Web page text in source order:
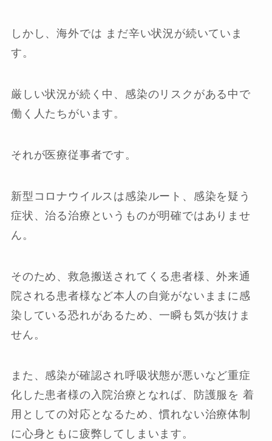
しかし、海外では まだ辛い状況が続いていま
す。
厳しい状況が続く中、感染のリスクがある中で
働く人たちがいます。
それが医療従事者です。
新型コロナウイルスは感染ルート、感染を疑う
症状、治る治療というものが明確ではありませ
ん。
そのため、救急搬送されてくる患者様、外来通
院される患者様など本人の自覚がないままに感
染している恐れがあるため、一瞬も気が抜けま
せん。
また、感染が確認され呼吸状態が悪いなど重症
化した患者様の入院治療となれば、防護服を 着
用としての対応となるため、慣れない治療体制
に心身ともに疲弊してしまいます。